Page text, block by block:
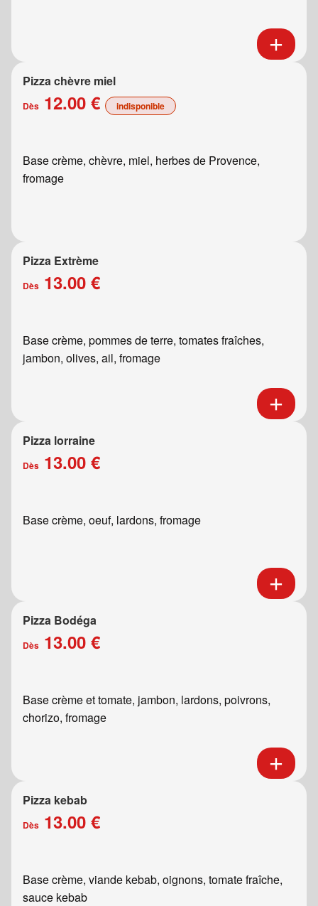
Pizza chèvre miel
Dès 12.00 € indisponible
Base crème, chèvre, miel, herbes de Provence,
fromage
Pizza Extrème
Dès 13.00 €
Base crème, pommes de terre, tomates fraîches,
jambon, olives, ail, fromage
Pizza lorraine
Dès 13.00 €
Base crème, oeuf, lardons, fromage
Pizza Bodéga
Dès 13.00 €
Base crème et tomate, jambon, lardons, poivrons,
chorizo, fromage
Pizza kebab
Dès 13.00 €
Base crème, viande kebab, oignons, tomate fraîche,
sauce kebab